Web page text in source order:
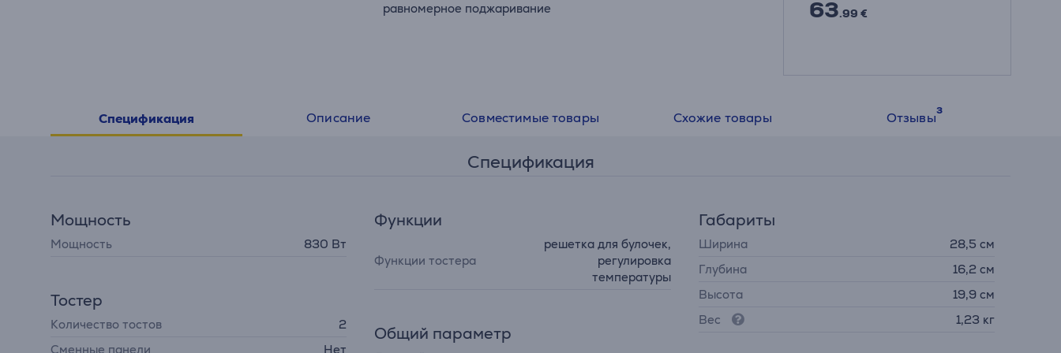
равномерное поджаривание 63.99 €
Спецификация Описание Совместимые товары Схожие товары Отзывы
Спецификация
Мощность
Мощность 830 Вт
Тостер
Количество тостов
2
Сменные панели
Нет
Функции
Функции тостера
решетка для булочек,
регулировка
температуры
Общий параметр
Габариты
Ширина
28,5 см
Глубина
16,2 см
Высота
19,9 см
Вес
1,23 кг